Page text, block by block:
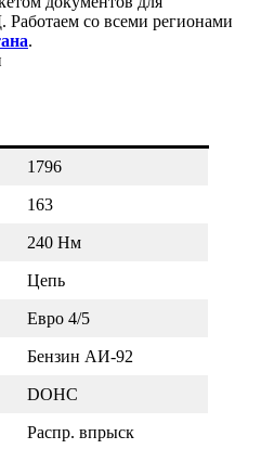
со всеми регионами
.
1796
163
240 Нм
Цепь
Евро 4/5
Бензин АИ-92
DOHC
Распр. впрыск